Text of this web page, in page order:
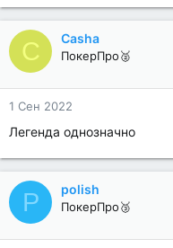
C Casha
ПокерПро🥈
1 Сен 2022
Легенда однозначно
P polish
ПокерПро🥉